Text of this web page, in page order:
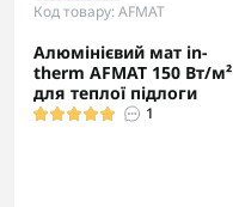
Код товару: AFMAT
Алюмінієвий мат in-
therm AFMAT 150 Вт/м²
для теплої підлоги
1